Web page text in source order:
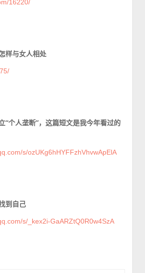
16220/
样与女人相处
“个人垄断”，这篇短文是我今年看过的
s/ozUKg6hHYFFzhVhvwApElA
到自己
s/_kex2i-GaARZtQ0R0w4SzA